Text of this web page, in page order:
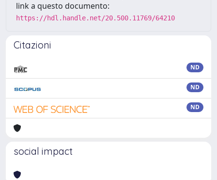
link a questo documento:
https://hdl.handle.net/20.500.11769/64210
Citazioni
ND
ND
ND
social impact